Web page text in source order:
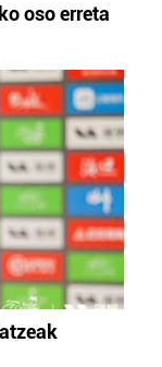
oso erreta